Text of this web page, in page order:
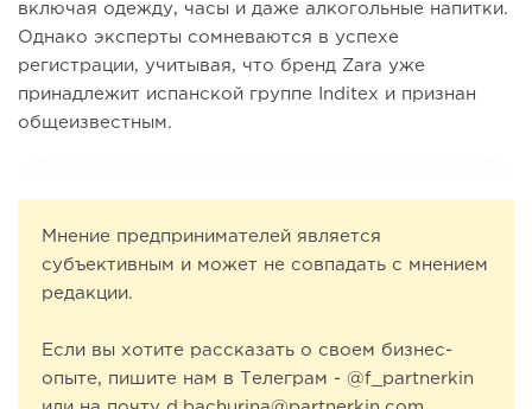
включая одежду, часы и даже алкогольные напитки.
Однако эксперты сомневаются в успехе
регистрации, учитывая, что бренд Zara уже
принадлежит испанской группе Inditex и признан
общеизвестным.
Мнение предпринимателей является
субъективным и может не совпадать с мнением
редакции.
Если вы хотите рассказать о своем бизнес-
опыте, пишите нам в Телеграм - @f_partnerkin